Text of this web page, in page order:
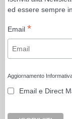
ed essere sempre
Email *
Aggiornamento
Email e Direct